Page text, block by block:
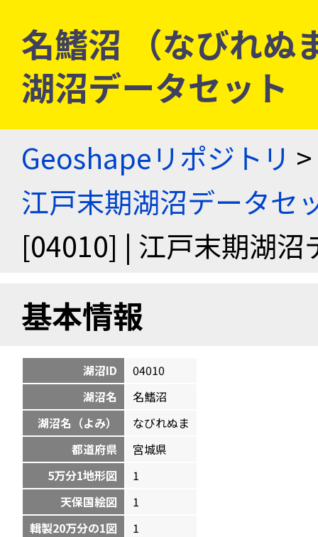
名鰭沼 （なびれ
湖沼データセット
Geoshapeリポジトリ >
江戸末期湖沼データセ
[04010] | 江戸末期湖沼
基本情報
湖沼ID
04010
湖沼名
名鰭沼
湖沼名（よみ）
なびれぬま
都道府県
宮城県
5万分1地形図
1
天保国絵図
1
輯製20万分の1図
1